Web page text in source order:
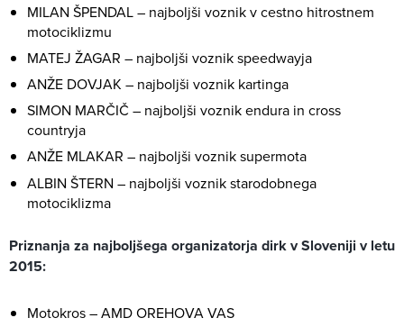
MILAN ŠPENDAL – najboljši voznik v cestno hitrostnem
motociklizmu
MATEJ ŽAGAR – najboljši voznik speedwayja
ANŽE DOVJAK – najboljši voznik kartinga
SIMON MARČIČ – najboljši voznik endura in cross
countryja
ANŽE MLAKAR – najboljši voznik supermota
ALBIN ŠTERN – najboljši voznik starodobnega
motociklizma
Priznanja za najboljšega organizatorja dirk v Sloveniji v letu
2015:
Motokros – AMD OREHOVA VAS